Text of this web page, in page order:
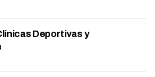
Deportivas y